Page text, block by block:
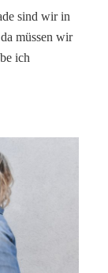
sind wir in
müssen wir
ich